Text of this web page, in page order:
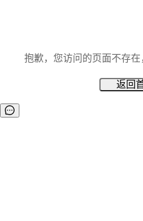
抱歉，您访问的页面不存
返回